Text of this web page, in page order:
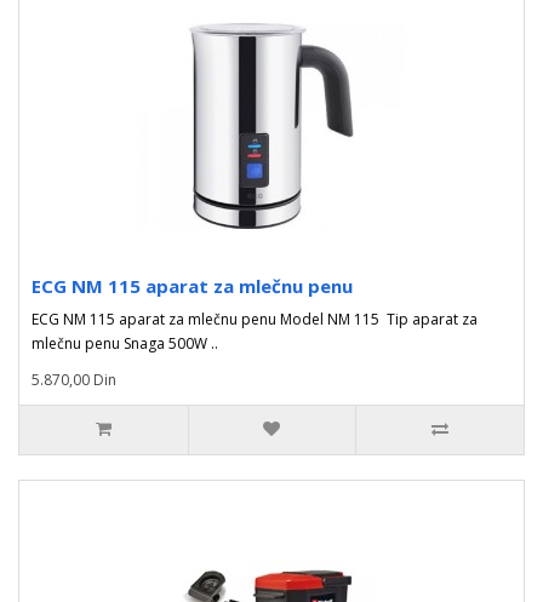
ECG NM 115 aparat za mlečnu penu
ECG NM 115 aparat za mlečnu penu Model NM 115 Tip aparat za
mlečnu penu Snaga 500W ..
5.870,00 Din